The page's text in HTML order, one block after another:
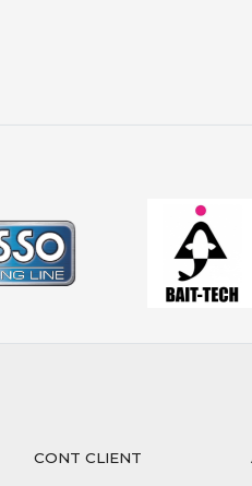
aceste principii.
Alegerea
CONT CLIENT